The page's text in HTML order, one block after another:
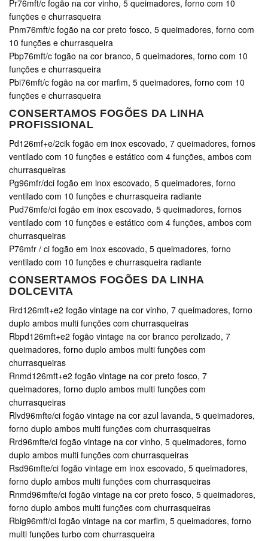
Pr76mft/c fogão na cor vinho, 5 queimadores, forno com 10
funções e churrasqueira
Pnm76mft/c fogão na cor preto fosco, 5 queimadores, forno com
10 funções e churrasqueira
Pbp76mft/c fogão na cor branco, 5 queimadores, forno com 10
funções e churrasqueira
Pbi76mft/c fogão na cor marfim, 5 queimadores, forno com 10
funções e churrasqueira
CONSERTAMOS FOGÕES DA LINHA
PROFISSIONAL
Pd126mf+e/2cik fogão em inox escovado, 7 queimadores, fornos
ventilado com 10 funções e estático com 4 funções, ambos com
churrasqueiras
Pg96mfr/dci fogão em inox escovado, 5 queimadores, forno
ventilado com 10 funções e churrasqueira radiante
Pud76mfe/ci fogão em inox escovado, 5 queimadores, fornos
ventilado com 10 funções e estático com 4 funções, ambos com
churrasqueiras
P76mfr / ci fogão em inox escovado, 5 queimadores, forno
ventilado com 10 funções e churrasqueira radiante
CONSERTAMOS FOGÕES DA LINHA
DOLCEVITA
Rrd126mft+e2 fogão vintage na cor vinho, 7 queimadores, forno
duplo ambos multi funções com churrasqueiras
Rbpd126mft+e2 fogão vintage na cor branco perolizado, 7
queimadores, forno duplo ambos multi funções com
churrasqueiras
Rnmd126mft+e2 fogão vintage na cor preto fosco, 7
queimadores, forno duplo ambos multi funções com
churrasqueiras
Rlvd96mfte/ci fogão vintage na cor azul lavanda, 5 queimadores,
forno duplo ambos multi funções com churrasqueiras
Rrd96mfte/ci fogão vintage na cor vinho, 5 queimadores, forno
duplo ambos multi funções com churrasqueiras
Rsd96mfte/ci fogão vintage em inox escovado, 5 queimadores,
forno duplo ambos multi funções com churrasqueiras
Rnmd96mfte/ci fogão vintage na cor preto fosco, 5 queimadores,
forno duplo ambos multi funções com churrasqueiras
Rbig96mft/ci fogão vintage na cor marfim, 5 queimadores, forno
multi funções turbo com churrasqueira